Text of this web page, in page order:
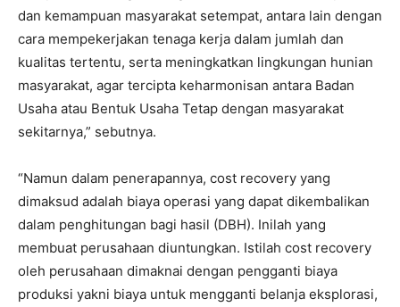
dan kemampuan masyarakat setempat, antara lain dengan
cara mempekerjakan tenaga kerja dalam jumlah dan
kualitas tertentu, serta meningkatkan lingkungan hunian
masyarakat, agar tercipta keharmonisan antara Badan
Usaha atau Bentuk Usaha Tetap dengan masyarakat
sekitarnya,” sebutnya.
“Namun dalam penerapannya, cost recovery yang
dimaksud adalah biaya operasi yang dapat dikembalikan
dalam penghitungan bagi hasil (DBH). Inilah yang
membuat perusahaan diuntungkan. Istilah cost recovery
oleh perusahaan dimaknai dengan pengganti biaya
produksi yakni biaya untuk mengganti belanja eksplorasi,